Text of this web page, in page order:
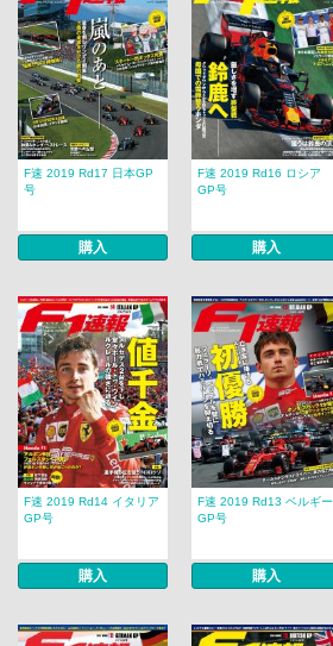
F速 2019 Rd17 日本GP
号
購入
F速 2019 Rd16 ロシア
GP号
購入
F速 2019 Rd14 イタリア
GP号
購入
F速 2019 Rd13 ベルギー
GP号
購入